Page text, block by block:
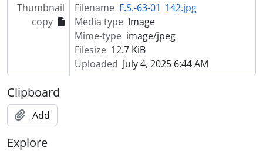
Thumbnail
copy
Filename F.S.-63-01_142.jpg
Media type Image
Mime-type image/jpeg
Filesize 12.7 KiB
Uploaded July 4, 2025 6:44 AM
Clipboard
Add
Explore